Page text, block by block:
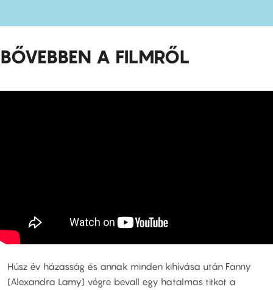
BŐVEBBEN A FILMRŐL
Húsz év házasság és annak minden kihívása után Fanny
(Alexandra Lamy) végre bevall egy hatalmas titkot a